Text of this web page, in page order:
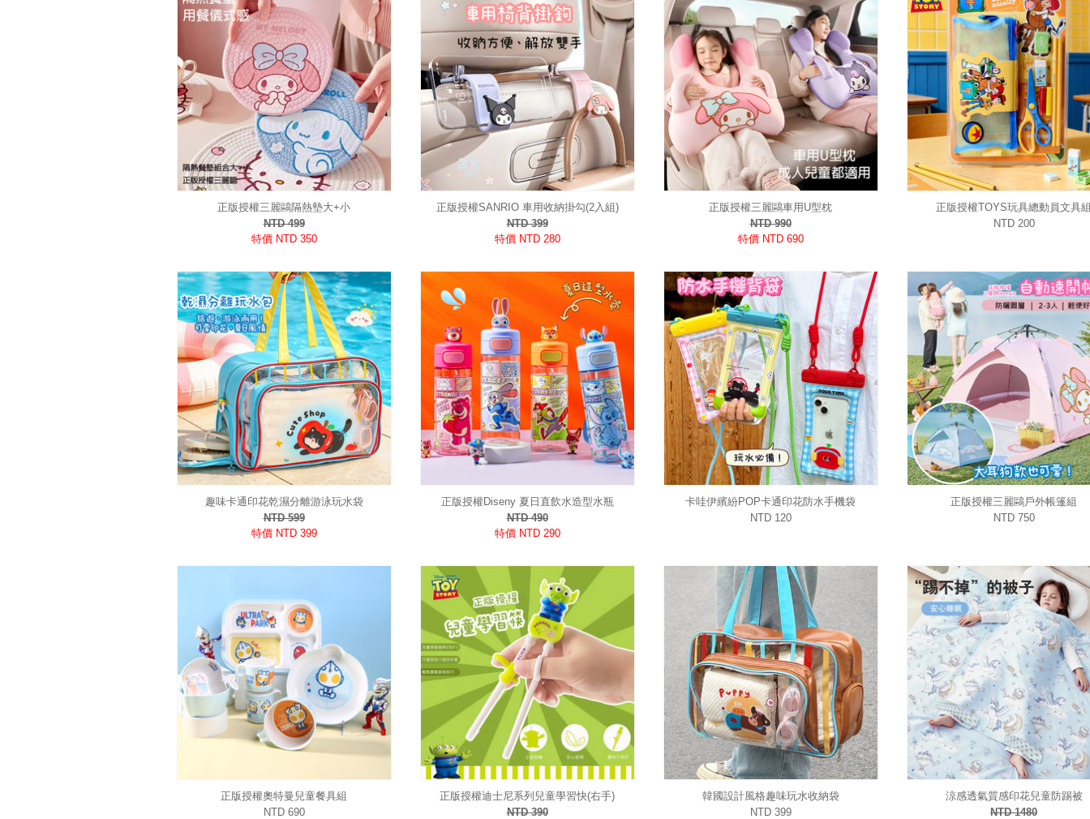
正版授權三麗鷗隔熱墊大+小
NTD 499
特價 NTD 350
正版授權SANRIO 車用收納掛勾(2入組)
NTD 399
特價 NTD 280
正版授權三麗鷗車用U型枕
NTD 990
特價 NTD 690
正版授權TOYS玩具總動員文具
NTD 200
趣味卡通印花乾濕分離游泳玩水袋
NTD 599
特價 NTD 399
正版授權Diseny 夏日直飲水造型水瓶
NTD 490
特價 NTD 290
卡哇伊繽紛POP卡通印花防水手機袋
NTD 120
正版授權三麗鷗戶外帳篷組
NTD 750
正版授權奧特曼兒童餐具組
NTD 690
正版授權迪士尼系列兒童學習快(右手)
NTD 390
韓國設計風格趣味玩水收納袋
NTD 399
涼感透氣質感印花兒童防踢被
NTD 1480